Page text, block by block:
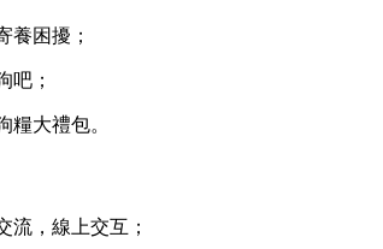
養困擾；
吧；
糧大禮包。
流，線上交互；